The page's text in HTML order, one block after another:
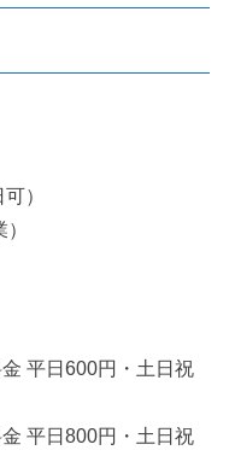
）
平日600円・土日祝
平日800円・土日祝